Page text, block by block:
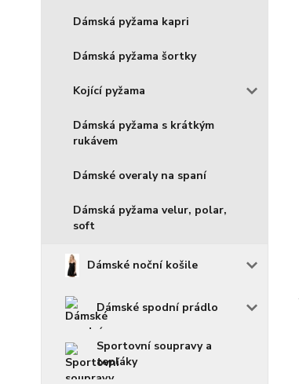
Dámská pyžama kapri
Dámská pyžama šortky
Kojící pyžama
Dámská pyžama s krátkým
rukávem
Dámské overaly na spaní
Dámská pyžama velur, polar,
soft
Dámské noční košile
Dámské spodní prádlo
Sportovní soupravy a
tepláky